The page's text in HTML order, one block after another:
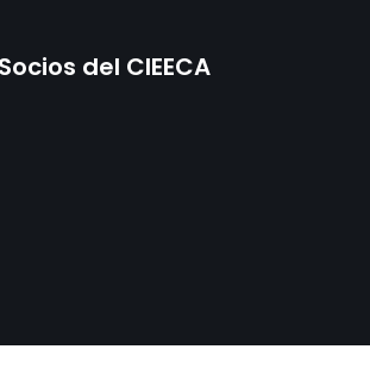
Socios del CIEECA